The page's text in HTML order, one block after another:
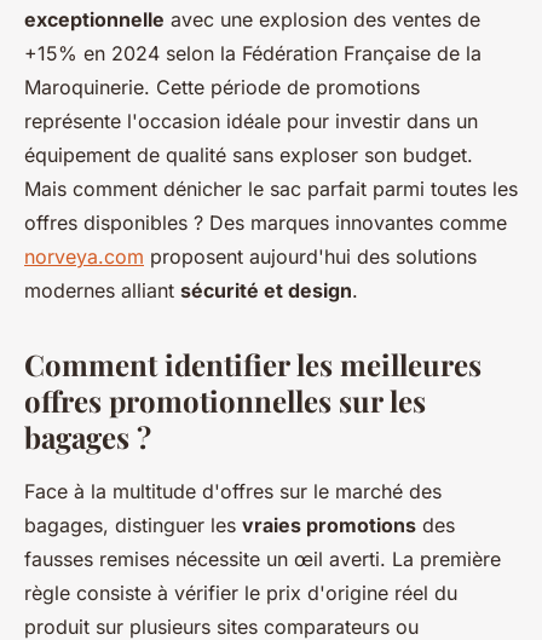
exceptionnelle avec une explosion des ventes de
+15% en 2024 selon la Fédération Française de la
Maroquinerie. Cette période de promotions
représente l'occasion idéale pour investir dans un
équipement de qualité sans exploser son budget.
Mais comment dénicher le sac parfait parmi toutes les
offres disponibles ? Des marques innovantes comme
norveya.com proposent aujourd'hui des solutions
modernes alliant sécurité et design.
Comment identifier les meilleures
offres promotionnelles sur les
bagages ?
Face à la multitude d'offres sur le marché des
bagages, distinguer les vraies promotions des
fausses remises nécessite un œil averti. La première
règle consiste à vérifier le prix d'origine réel du
produit sur plusieurs sites comparateurs ou